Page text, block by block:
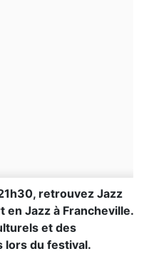
retrouvez Jazz
en Jazz à Francheville.
et des
lors du festival.